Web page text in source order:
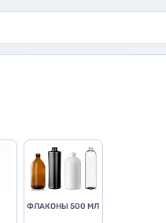
ФЛАКОНЫ 500 МЛ